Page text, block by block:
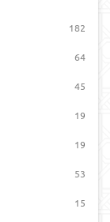
182
64
45
19
19
53
15